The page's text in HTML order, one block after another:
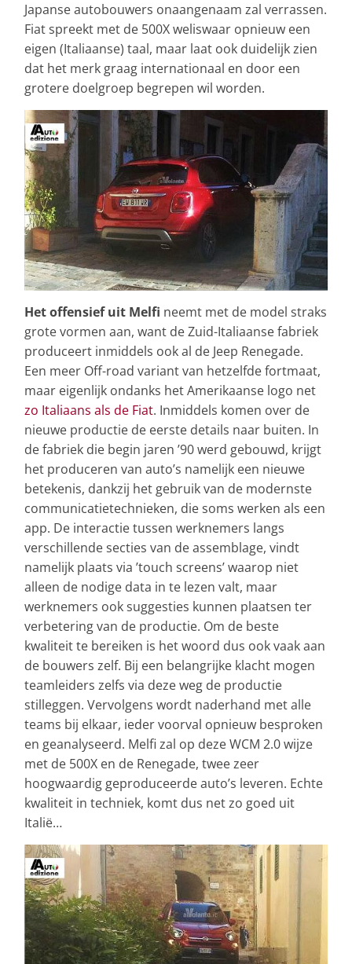
Japanse autobouwers onaangenaam zal verrassen.
Fiat spreekt met de 500X weliswaar opnieuw een
eigen (Italiaanse) taal, maar laat ook duidelijk zien
dat het merk graag internationaal en door een
grotere doelgroep begrepen wil worden.
Het offensief uit Melfi neemt met de model straks
grote vormen aan, want de Zuid-Italiaanse fabriek
produceert inmiddels ook al de Jeep Renegade.
Een meer Off-road variant van hetzelfde fortmaat,
maar eigenlijk ondanks het Amerikaanse logo net
zo Italiaans als de Fiat. Inmiddels komen over de
nieuwe productie de eerste details naar buiten. In
de fabriek die begin jaren ’90 werd gebouwd, krijgt
het produceren van auto’s namelijk een nieuwe
betekenis, dankzij het gebruik van de modernste
communicatietechnieken, die soms werken als een
app. De interactie tussen werknemers langs
verschillende secties van de assemblage, vindt
namelijk plaats via ’touch screens’ waarop niet
alleen de nodige data in te lezen valt, maar
werknemers ook suggesties kunnen plaatsen ter
verbetering van de productie. Om de beste
kwaliteit te bereiken is het woord dus ook vaak aan
de bouwers zelf. Bij een belangrijke klacht mogen
teamleiders zelfs via deze weg de productie
stilleggen. Vervolgens wordt naderhand met alle
teams bij elkaar, ieder voorval opnieuw besproken
en geanalyseerd. Melfi zal op deze WCM 2.0 wijze
met de 500X en de Renegade, twee zeer
hoogwaardig geproduceerde auto’s leveren. Echte
kwaliteit in techniek, komt dus net zo goed uit
Italië…